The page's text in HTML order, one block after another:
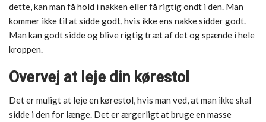
dette, kan man få hold i nakken eller få rigtig ondt i den. Man
kommer ikke til at sidde godt, hvis ikke ens nakke sidder godt.
Man kan godt sidde og blive rigtig træt af det og spænde i hele
kroppen.
Overvej at leje din kørestol
Det er muligt at leje en kørestol, hvis man ved, at man ikke skal
sidde i den for længe. Det er ærgerligt at bruge en masse